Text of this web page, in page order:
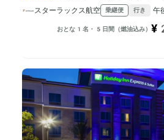
コンベンション センター
スターラックス航空 乗継便 行き 午
おとな1名・5日間（燃油込み）